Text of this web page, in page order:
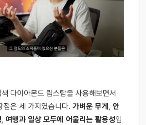
다이아몬드 립스탑을 사용해보면서
점은 세 가지였습니다. 가벼운 무게 , 안
, 여행과 일상 모두에 어울리는 활용성입